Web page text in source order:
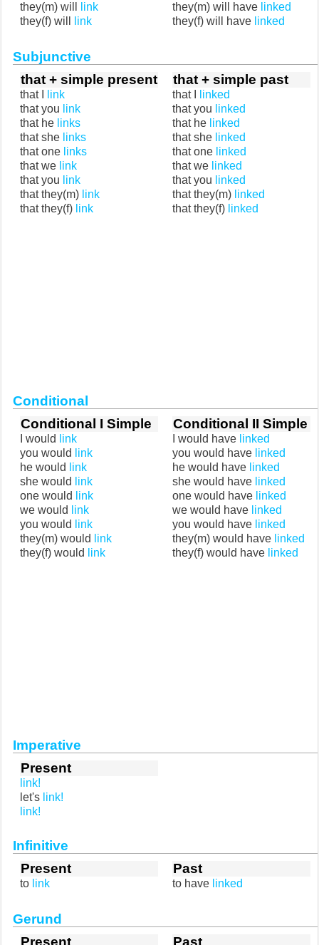
they(m) will
link
they(f) will
link
they(m) will have linked
they(f) will have linked
Subjunctive
that + simple present
that I
link
that you link
that he links
that she links
that one links
that we link
that you link
that they(m) link
that they(f) link
that + simple past
that I
linked
that you linked
that he linked
that she linked
that one linked
that we linked
that you linked
that they(m) linked
that they(f) linked
Conditional
Conditional I Simple
I would
link
you would
link
he would
link
she would
link
one would
link
we would
link
you would
link
they(m) would
link
they(f) would
link
Conditional II Simple
I would have linked
you would have linked
he would have linked
she would have linked
one would have linked
we would have linked
you would have linked
they(m) would have linked
they(f) would have linked
Imperative
Present
link!
let's link!
link!
Infinitive
Present
to link
Past
to have linked
Gerund
Present
Past